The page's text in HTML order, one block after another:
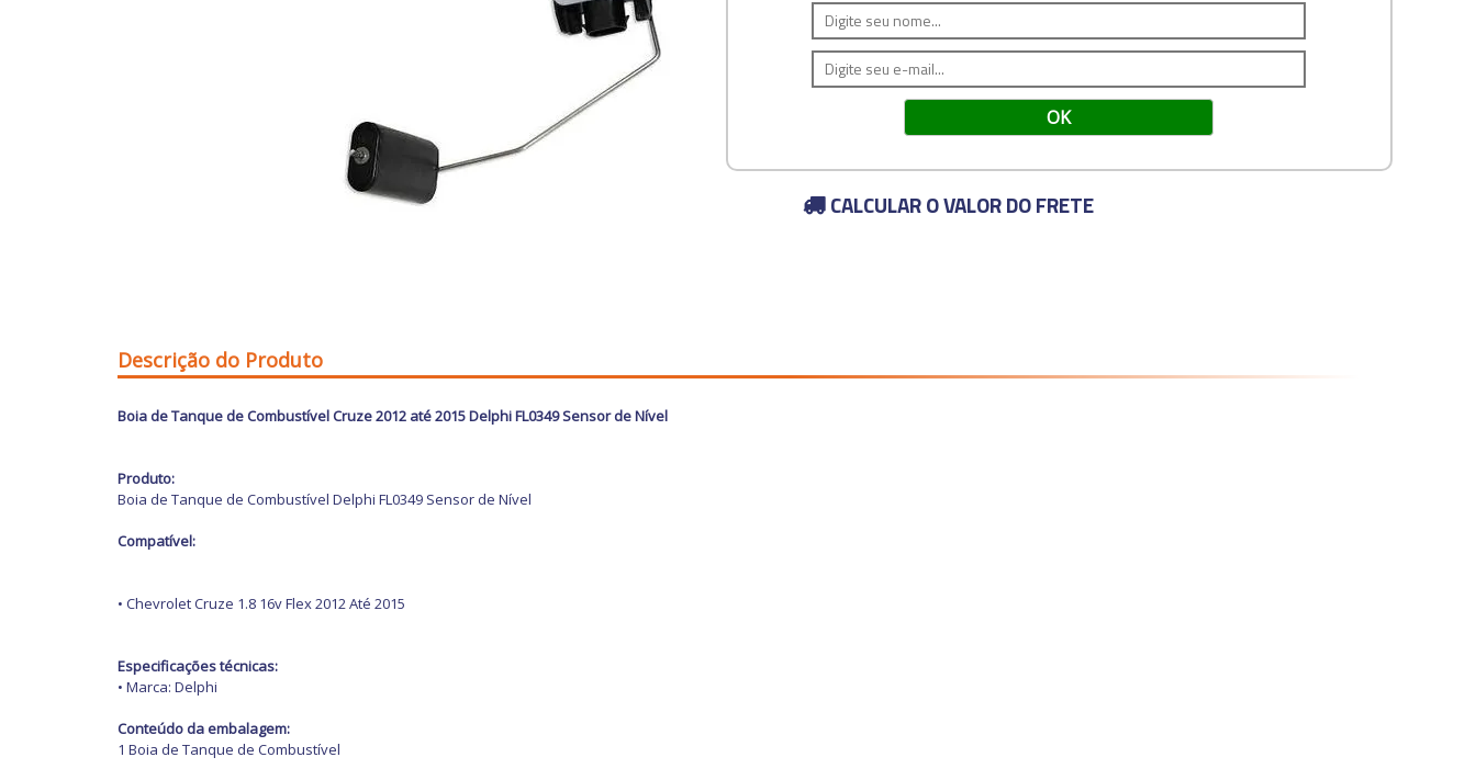
CALCULAR O VALOR DO FRETE
Descrição do Produto
Boia de Tanque de Combustível Cruze 2012 até 2015 Delphi FL0349 Sensor de Nível
Produto:
Boia de Tanque de Combustível Delphi FL0349 Sensor de Nível
Compatível:
• Chevrolet Cruze 1.8 16v Flex 2012 Até 2015
Especificações técnicas:
• Marca: Delphi
Conteúdo da embalagem:
1 Boia de Tanque de Combustível